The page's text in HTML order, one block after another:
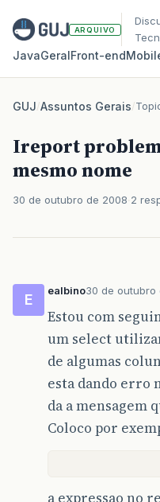
ARQUIVO
JavaGeralFront‑end
GUJ/Assuntos Gerais/
Ireport
mesmo nome
30 de outubro de 2008 2
E
ealbino30 de outubro
Estou com
um select
de algumas
esta dando erro
da a mensagem
Coloco por